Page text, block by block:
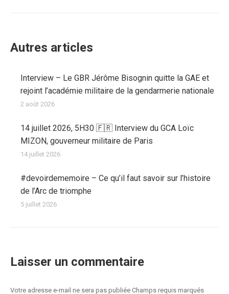
Autres articles
Interview – Le GBR Jérôme Bisognin quitte la GAE et
rejoint l’académie militaire de la gendarmerie nationale
2 août 2026
14 juillet 2026, 5H30 🇫🇷 Interview du GCA Loïc
MIZON, gouverneur militaire de Paris
14 juillet 2026
#devoirdememoire – Ce qu’il faut savoir sur l’histoire
de l’Arc de triomphe
5 juillet 2026
Laisser un commentaire
Votre adresse e-mail ne sera pas publiée Champs requis marqués